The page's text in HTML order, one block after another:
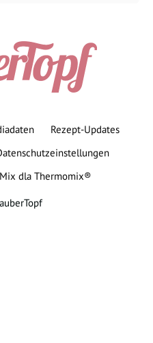
Rezept-Updates
dla Thermomix®